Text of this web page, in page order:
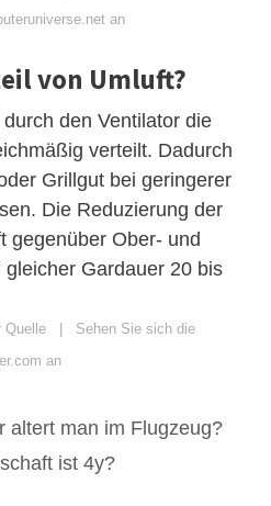
an
von Umluft?
den Ventilator die
verteilt. Dadurch
Grillgut bei geringerer
Die Reduzierung der
gegenüber Ober- und
Gardauer 20 bis
Quelle | Sehen Sie sich die
an
altert man im Flugzeug?
ist 4y?